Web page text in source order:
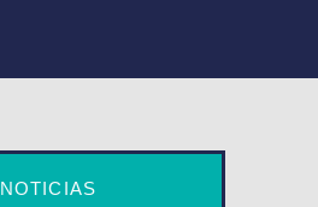
NOTICIAS